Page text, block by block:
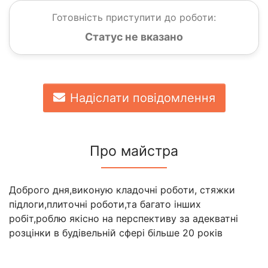
Готовність приступити до роботи:
Статус не вказано
Надіслати повідомлення
Про майстра
Доброго дня,виконую кладочні роботи, стяжки
підлоги,плиточні роботи,та багато інших
робіт,роблю якісно на перспективу за адекватні
розцінки в будівельній сфері більше 20 років